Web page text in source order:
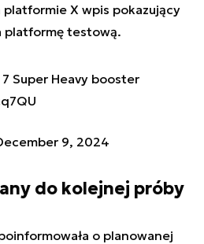
platformie X wpis pokazujący
platformę testową.
Super Heavy booster
9, 2024
do kolejnej próby
o planowanej